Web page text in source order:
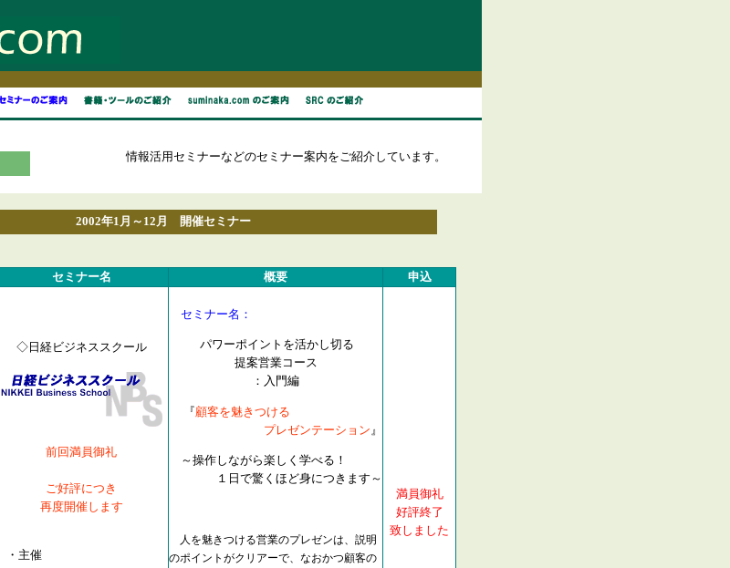
情報活用セミナーなどのセミナー案内をご紹介しています。
2002年1月～12月 開催セミナー
セミナー名 概要 申込
◇日経ビジネススクール
前回満員御礼
ご好評につき
再度開催します
・主催
セミナー名：
パワーポイントを活かし切る
提案営業コース
：入門編
『顧客を魅きつける
プレゼンテーション 』
～操作しながら楽しく学べる！
１日で驚くほど身につきます～
人を魅きつける営業のプレゼンは、説明
のポイントがクリアーで、なおかつ顧客の
満員御礼
好評終了
致しました